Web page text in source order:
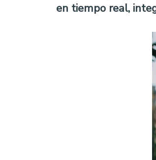
en tiempo real,